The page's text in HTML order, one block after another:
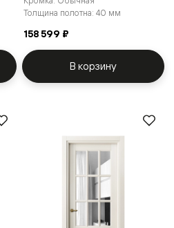
Толщина полотна: 40 мм
158 599 ₽
В корзину